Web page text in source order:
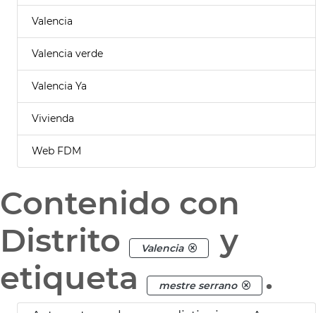
Valencia
Valencia verde
Valencia Ya
Vivienda
Web FDM
Contenido con
Distrito
Valencia
y
etiqueta
mestre serrano .